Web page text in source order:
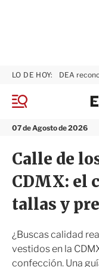
M
n
07 de Agosto de 2026
LO DE HOY: DEA
Calle de
CDMX: el
tallas y
¿Buscas calidad
vestidos en la
confección. Una